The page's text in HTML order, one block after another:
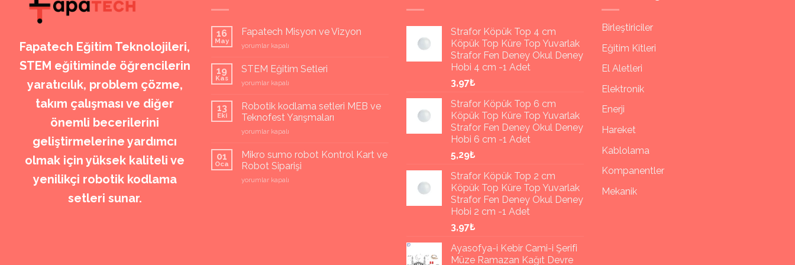
Fapatech Eğitim Teknolojileri,
STEM eğitiminde öğrencilerin
yaratıcılık, problem çözme,
takım çalışması ve diğer
önemli becerilerini
geliştirmelerine yardımcı
olmak için yüksek kaliteli ve
yenilikçi robotik kodlama
setleri sunar.
16
May
Fapatech Misyon ve Vizyon
Fapatech
ve
için
yorumlar kapalı
19
Kas
STEM Eğitim Setleri
STEM
Setleri
için
yorumlar kapalı
13
Eki
Robotik kodlama setleri MEB ve
Teknofest Yarışmaları
Robotik
setleri
MEB
ve
Teknofest
yorumlar kapalı
01
Oca
Mikro sumo robot Kontrol Kart ve
Robot Siparişi
Mikro
yorumlar kapalı
Strafor Köpük Top 4 cm
Köpük Top Küre Top Yuvarlak
Strafor Fen Deney Okul Deney
Hobi 4 cm -1 Adet
3,97₺
Strafor Köpük Top 6 cm
Köpük Top Küre Top Yuvarlak
Strafor Fen Deney Okul Deney
Hobi 6 cm -1 Adet
5,29₺
Strafor Köpük Top 2 cm
Köpük Top Küre Top Yuvarlak
Strafor Fen Deney Okul Deney
Hobi 2 cm -1 Adet
3,97₺
Ayasofya-i Kebir Cami-i Şerifi
Müze Ramazan Kağıt Devre
Birleştiriciler
Eğitim Kitleri
El Aletleri
Elektronik
Enerji
Hareket
Kablolama
Kompanentler
Mekanik